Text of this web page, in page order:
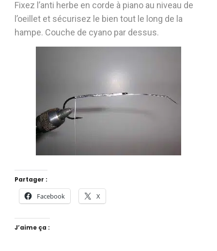
Fixez l’anti herbe en corde à piano au niveau de
l’oeillet et sécurisez le bien tout le long de la
hampe. Couche de cyano par dessus.
Partager :
Facebook X
J’aime ça :